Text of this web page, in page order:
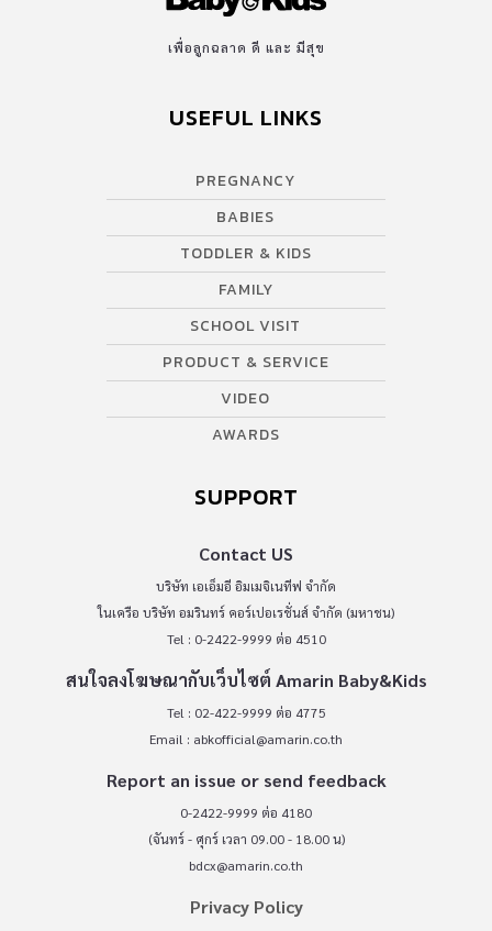
เพื่อลูกฉลาด ดี และ มีสุข
USEFUL LINKS
PREGNANCY
BABIES
TODDLER & KIDS
FAMILY
SCHOOL VISIT
PRODUCT & SERVICE
VIDEO
AWARDS
SUPPORT
Contact US
บริษัท เอเอ็มอี อิมเมจิเนทีฟ จำกัด
ในเครือ บริษัท อมรินทร์ คอร์เปอเรชั่นส์ จำกัด (มหาชน)
Tel : 0-2422-9999 ต่อ 4510
สนใจลงโฆษณากับเว็บไซต์ Amarin Baby&Kids
Tel : 02-422-9999 ต่อ 4775
Email : abkofficial@amarin.co.th
Report an issue or send feedback
0-2422-9999 ต่อ 4180
(จันทร์ - ศุกร์ เวลา 09.00 - 18.00 น)
bdcx@amarin.co.th
Privacy Policy